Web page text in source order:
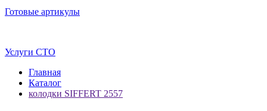
Готовые артикулы
Услуги СТО
Главная
Каталог
колодки SIFFERT 2557